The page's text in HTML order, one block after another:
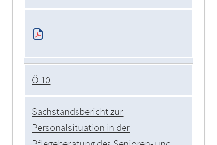
Ö 10
Sachstandsbericht zur
Personalsituation in der